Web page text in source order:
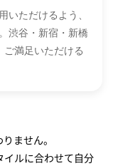
ただけるよう、
渋谷・新宿・新橋
満足いただける
ません。
イルに合わせて自分